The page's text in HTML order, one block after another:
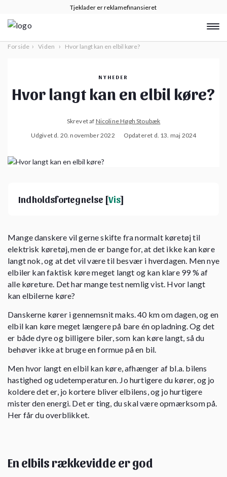
Tjeklader er reklamefinansieret
Forside › Viden › Hvor langt kan en elbil køre?
NYHEDER
Hvor langt kan en elbil køre?
Skrevet af Nicoline Høgh Stoubæk
Udgivet d. 20. november 2022
Opdateret d. 13. maj 2024
Indholdsfortegnelse [Vis]
Mange danskere vil gerne skifte fra normalt køretøj til
elektrisk køretøj, men de er bange for, at det ikke kan køre
langt nok, og at det vil være til besvær i hverdagen. Men nye
elbiler kan faktisk køre meget langt og kan klare 99 % af
alle køreture. Det har mange test nemlig vist. Hvor langt
kan elbilerne køre?
Danskerne kører i gennemsnit maks. 40 km om dagen, og en
elbil kan køre meget længere på bare én opladning. Og det
er både dyre og billigere biler, som kan køre langt, så du
behøver ikke at bruge en formue på en bil.
Men hvor langt en elbil kan køre, afhænger af bl.a. bilens
hastighed og udetemperaturen. Jo hurtigere du kører, og jo
koldere det er, jo kortere bliver elbilens, og jo hurtigere
mister den energi. Det er ting, du skal være opmærksom på.
Her får du overblikket.
En elbils rækkevidde er god